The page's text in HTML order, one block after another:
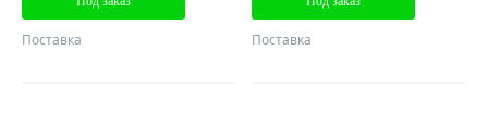
Поставка Поставка